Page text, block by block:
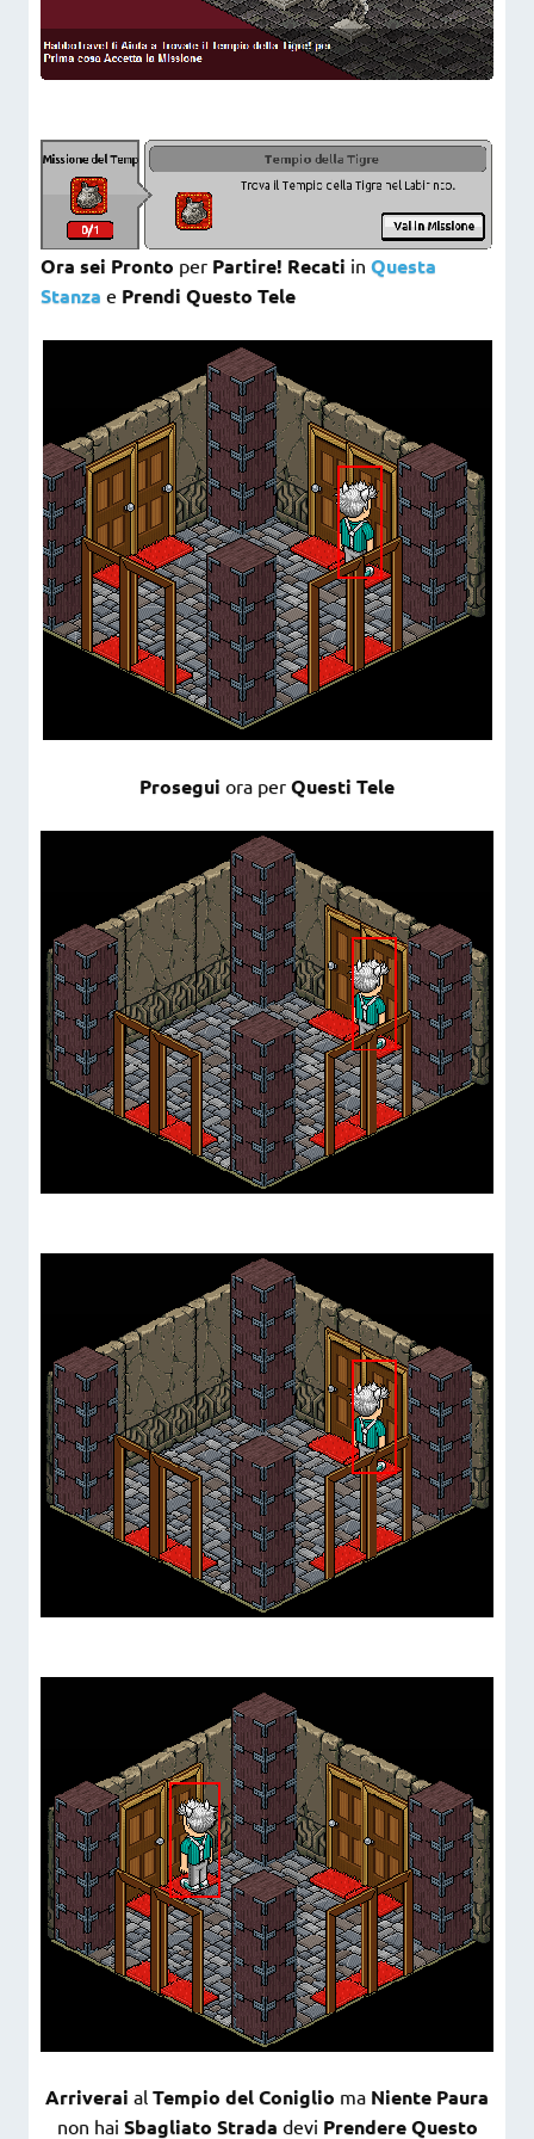
Ora sei Pronto per Partire! Recati in Questa
Stanza e Prendi Questo Tele
Prosegui ora per Questi Tele
Arriverai al Tempio del Coniglio ma Niente Paura
non hai Sbagliato Strada devi Prendere Questo